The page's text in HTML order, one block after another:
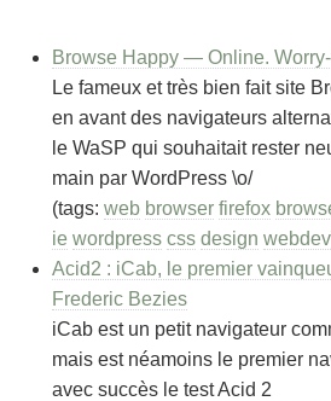
Browse Happy — Online.
Le fameux et très bien fait site
en avant des navigateurs
le WaSP qui souhaitait rester
main par WordPress \o/
(tags:web browser firefox
ie wordpress css design webdev
Acid2 : iCab, le premier
Frederic Bezies
iCab est un petit navigateur
mais est néamoins le premier
avec succès le test Acid 2